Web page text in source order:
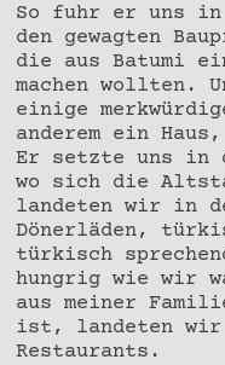
So fuhr er uns
den gewagten
die aus Batumi
machen wollten.
einige
anderem ein
Er setzte uns in
wo sich die
landeten wir in
Dönerläden,
türkisch
hungrig wie wir
aus meiner
ist, landeten wir
Restaurants.